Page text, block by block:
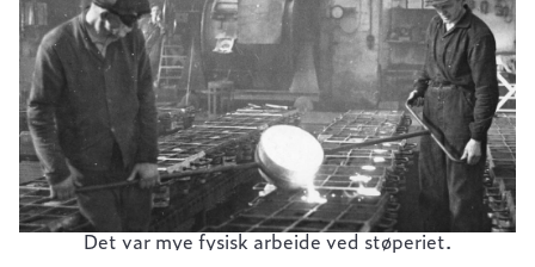
Det var mye fysisk arbeide ved støperiet.